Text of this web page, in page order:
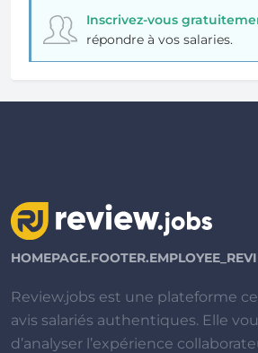
Inscrivez-vous
répondre à vos salaries.
Review.jobs est une plateforme
avis salariés authentiques. Elle
d’analyser l’expérience